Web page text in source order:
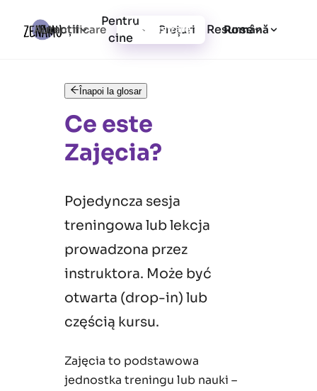
Funcții
Pentru
cine
Prețuri Resurse
Autentificare Înregistrare Română
Înapoi la glosar
Ce este
Zajęcia?
Pojedyncza sesja
treningowa lub lekcja
prowadzona przez
instruktora. Może być
otwarta (drop-in) lub
częścią kursu.
Zajęcia to podstawowa
jednostka treningu lub nauki –